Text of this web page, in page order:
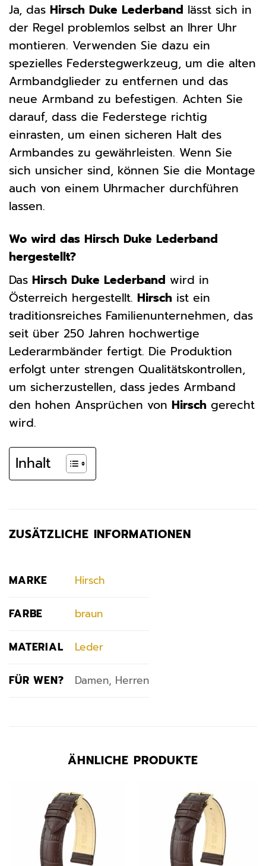
Ja, das Hirsch Duke Lederband lässt sich in
der Regel problemlos selbst an Ihrer Uhr
montieren. Verwenden Sie dazu ein
spezielles Federstegwerkzeug, um die alten
Armbandglieder zu entfernen und das
neue Armband zu befestigen. Achten Sie
darauf, dass die Federstege richtig
einrasten, um einen sicheren Halt des
Armbandes zu gewährleisten. Wenn Sie
sich unsicher sind, können Sie die Montage
auch von einem Uhrmacher durchführen
lassen.
Wo wird das Hirsch Duke Lederband
hergestellt?
Das Hirsch Duke Lederband wird in
Österreich hergestellt. Hirsch ist ein
traditionsreiches Familienunternehmen, das
seit über 250 Jahren hochwertige
Lederarmbänder fertigt. Die Produktion
erfolgt unter strengen Qualitätskontrollen,
um sicherzustellen, dass jedes Armband
den hohen Ansprüchen von Hirsch gerecht
wird.
Inhalt
ZUSÄTZLICHE INFORMATIONEN
MARKE Hirsch
FARBE braun
MATERIAL Leder
FÜR WEN? Damen, Herren
ÄHNLICHE PRODUKTE